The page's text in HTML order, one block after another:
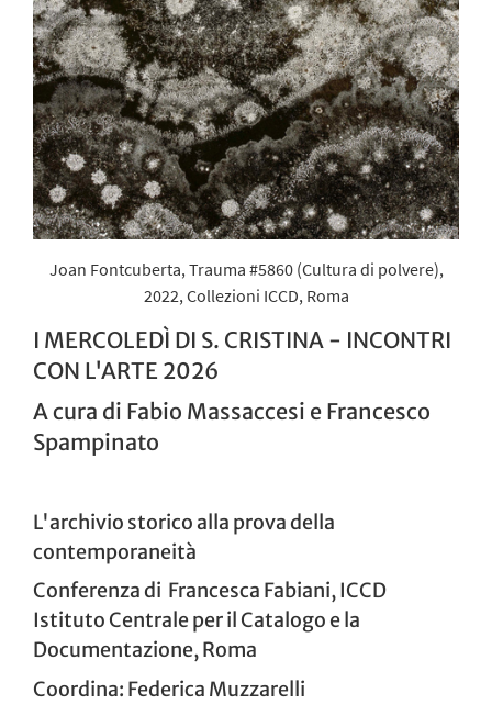
Joan Fontcuberta, Trauma #5860 (Cultura di polvere),
2022, Collezioni ICCD, Roma
I MERCOLEDÌ DI S. CRISTINA - INCONTRI
CON L'ARTE 2026
A cura di Fabio Massaccesi e Francesco
Spampinato
L'archivio storico alla prova della
contemporaneità
Conferenza di Francesca Fabiani, ICCD
Istituto Centrale per il Catalogo e la
Documentazione, Roma
Coordina: Federica Muzzarelli